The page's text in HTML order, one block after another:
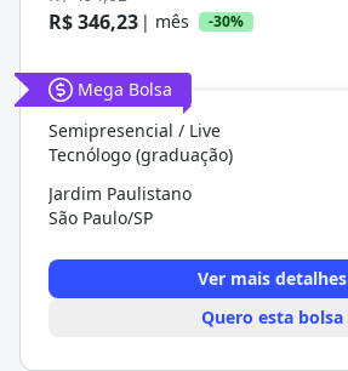
R$ 346,23 | mês -30%
Mega Bolsa
Semipresencial / Live
Tecnólogo (graduação)
Jardim Paulistano
São Paulo/SP
Ver mais detalhes
Quero esta bolsa